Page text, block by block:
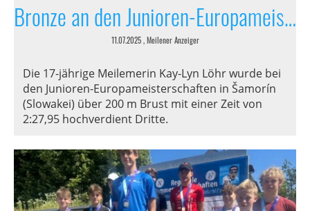
Bronze an den Junioren-Europameisterschaften
11.07.2025, Meilener Anzeiger
Die 17-jährige Meilemerin Kay-Lyn Löhr wurde bei
den Junioren-Europameisterschaften in Šamorín
(Slowakei) über 200 m Brust mit einer Zeit von
2:27,95 hochverdient Dritte.